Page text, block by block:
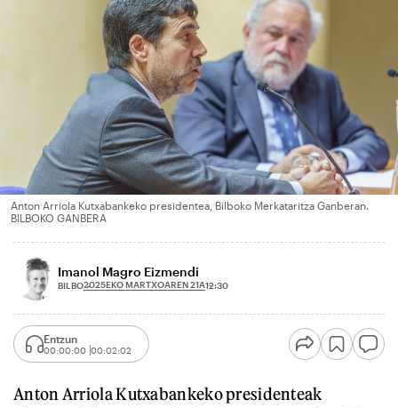
Anton Arriola Kutxabankeko presidentea, Bilboko Merkataritza Ganberan.
BILBOKO GANBERA
Imanol Magro Eizmendi
BILBO2025EKO MARTXOAREN 21A12:30
Entzun
00:00:00 00:02:02
Anton Arriola Kutxabankeko presidenteak